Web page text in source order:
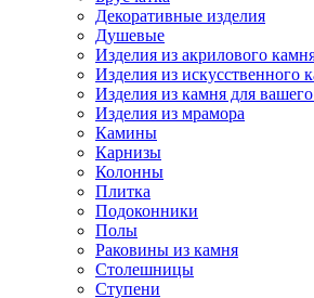
Декоративные изделия
Душевые
Изделия из акрилового
Изделия из искусственного
Изделия из камня для
Изделия из мрамора
Камины
Карнизы
Колонны
Плитка
Подоконники
Полы
Раковины из камня
Столешницы
Ступени